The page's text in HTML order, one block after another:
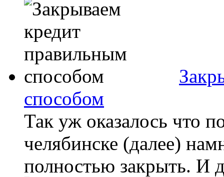
способом
Так уж оказалось что
челябинске (далее)
полностью закрыть. И